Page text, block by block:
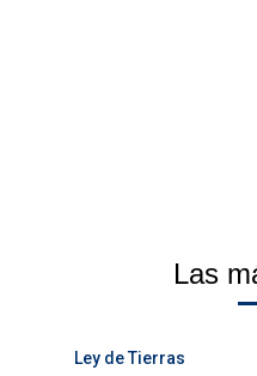
Las
Ley de Tierras